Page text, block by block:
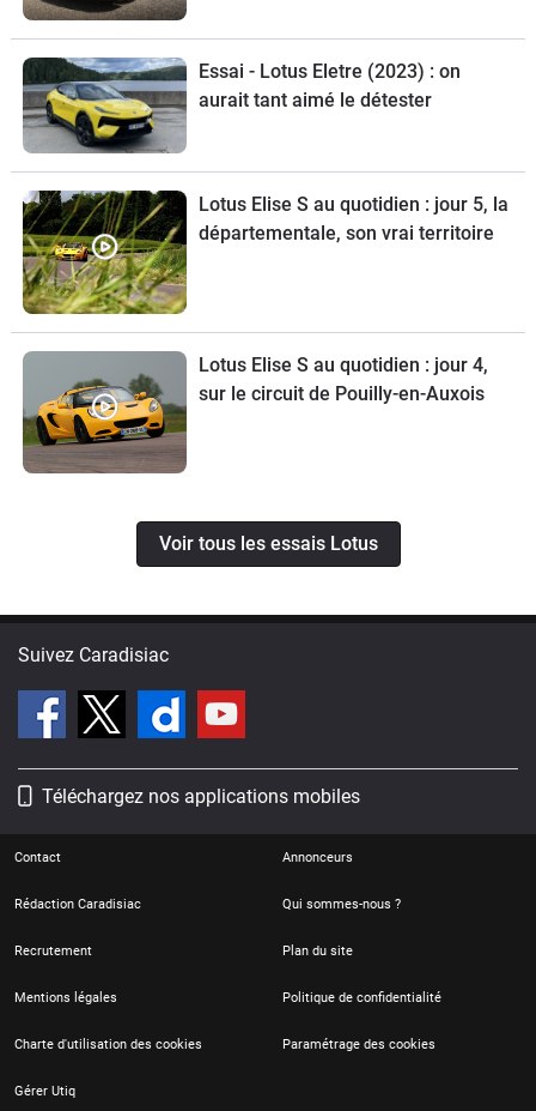
Essai - Lotus Eletre (2023) : on
aurait tant aimé le détester
Lotus Elise S au quotidien : jour 5, la
départementale, son vrai territoire
Lotus Elise S au quotidien : jour 4,
sur le circuit de Pouilly-en-Auxois
Voir tous les essais Lotus
Suivez Caradisiac
Téléchargez nos applications mobiles
Contact Annonceurs
Rédaction Caradisiac Qui sommes-nous ?
Recrutement Plan du site
Mentions légales Politique de confidentialité
Charte d'utilisation des cookies Paramétrage des cookies
Gérer Utiq